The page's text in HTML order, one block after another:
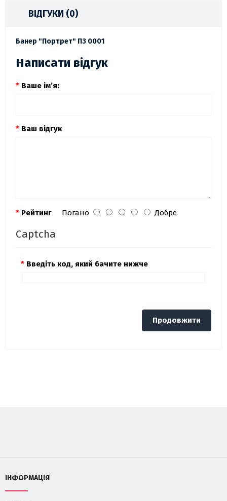
ВІДГУКИ (0)
Банер "Портрет" ПЗ 0001
Написати відгук
Ваше ім’я:
Ваш відгук
Рейтинг Погано Добре
Captcha
Введіть код, який бачите нижче
Продовжити
ІНФОРМАЦІЯ